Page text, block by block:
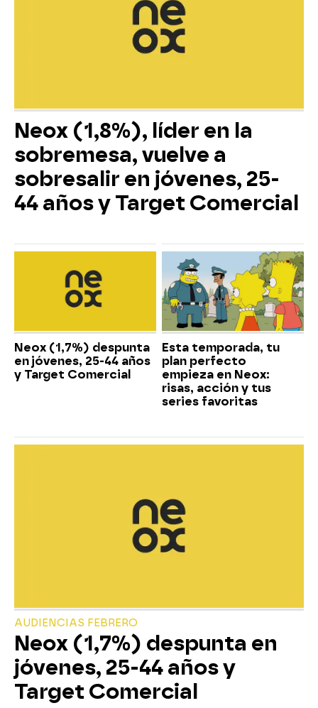
Neox (1,8%), líder en la
sobremesa, vuelve a
sobresalir en jóvenes, 25-
44 años y Target Comercial
Neox (1,7%) despunta
en jóvenes, 25-44 años
y Target Comercial
Esta temporada, tu
plan perfecto
empieza en Neox:
risas, acción y tus
series favoritas
AUDIENCIAS FEBRERO
Neox (1,7%) despunta en
jóvenes, 25-44 años y
Target Comercial